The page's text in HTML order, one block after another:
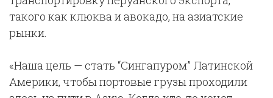
такого как клюква и авокадо, на азиатские
рынки.
«Наша цель — стать “Сингапуром” Латинской
Америки, чтобы портовые грузы проходили